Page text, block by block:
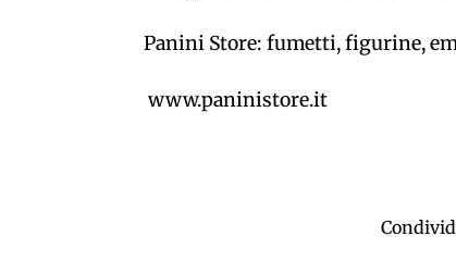
Panini Store: fumetti, figurine,
www.paninistore.it